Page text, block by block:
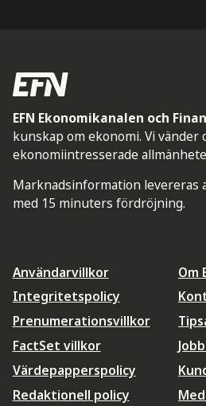
EFN Ekonomikanalen och
kunskap om ekonomi. Vi vänder
ekonomiintresserade
Marknadsinformation levereras
med 15 minuters fördröjning.
Användarvillkor
Integritetspolicy
Prenumerationsvillkor
FactSet villkor
Värdepapperspolicy
Redaktionell policy
Om